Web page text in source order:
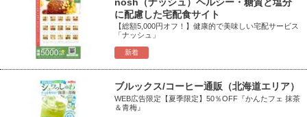
新着
に配慮した宅配食サイト
【総額5,000円オフ！】健康的で美味しい宅配サービス
「ナッシュ」
ブルックス/コーヒー通販（北海道エリア）
WEB広告限定【夏季限定】50％OFF『かんたフェ 抹茶
＆青梅』